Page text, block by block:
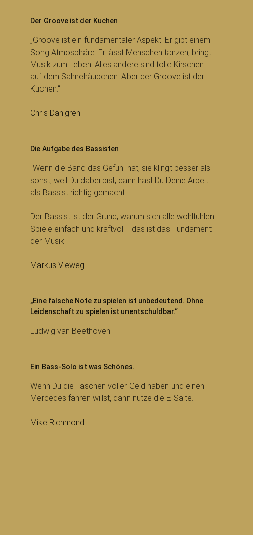
Der Groove ist der Kuchen
„Groove ist ein fundamentaler Aspekt. Er gibt einem
Song Atmosphäre. Er lässt Menschen tanzen, bringt
Musik zum Leben. Alles andere sind tolle Kirschen
auf dem Sahnehäubchen. Aber der Groove ist der
Kuchen.“
Chris Dahlgren
Die Aufgabe des Bassisten
"Wenn die Band das Gefühl hat, sie klingt besser als
sonst, weil Du dabei bist, dann hast Du Deine Arbeit
als Bassist richtig gemacht.
Der Bassist ist der Grund, warum sich alle wohlfühlen.
Spiele einfach und kraftvoll - das ist das Fundament
der Musik."
Markus Vieweg
„Eine falsche Note zu spielen ist unbedeutend. Ohne
Leidenschaft zu spielen ist unentschuldbar.“
Ludwig van Beethoven
Ein Bass-Solo ist was Schönes.
Wenn Du die Taschen voller Geld haben und einen
Mercedes fahren willst, dann nutze die E-Saite.
Mike Richmond